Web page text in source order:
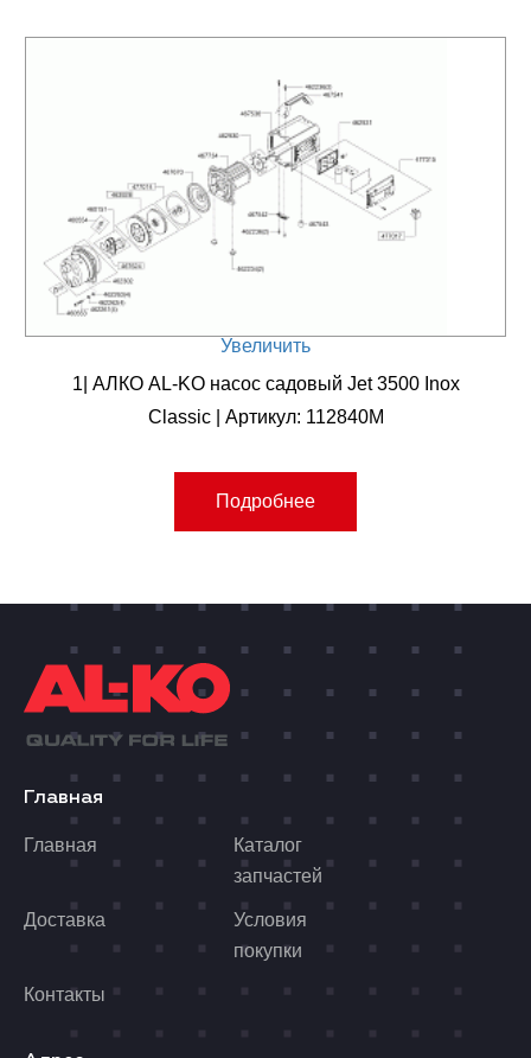
Увеличить
1| АЛКО AL-KO насос садовый Jet 3500 Inox
Classic | Артикул: 112840M
Подробнее
Главная
Главная
Каталог
запчастей
Доставка
Условия
покупки
Контакты